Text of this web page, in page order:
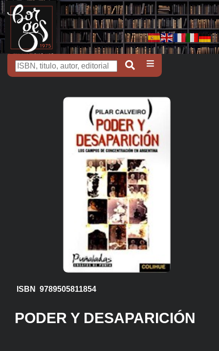
ISBN 9789505811854
PODER Y DESAPARICIÓN